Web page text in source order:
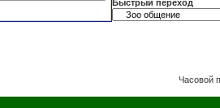
Быстрый переход
Часовой